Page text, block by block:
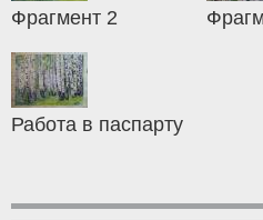
Фрагмент 2
Работа в паспарту